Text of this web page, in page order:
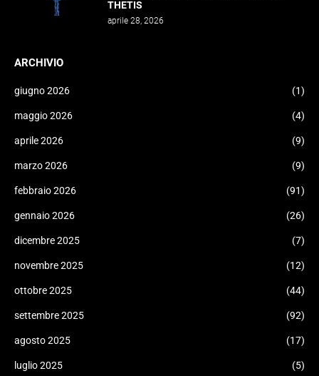
THETIS
aprile 28, 2026
ARCHIVIO
giugno 2026 (1)
maggio 2026 (4)
aprile 2026 (9)
marzo 2026 (9)
febbraio 2026 (91)
gennaio 2026 (26)
dicembre 2025 (7)
novembre 2025 (12)
ottobre 2025 (44)
settembre 2025 (92)
agosto 2025 (17)
luglio 2025 (5)